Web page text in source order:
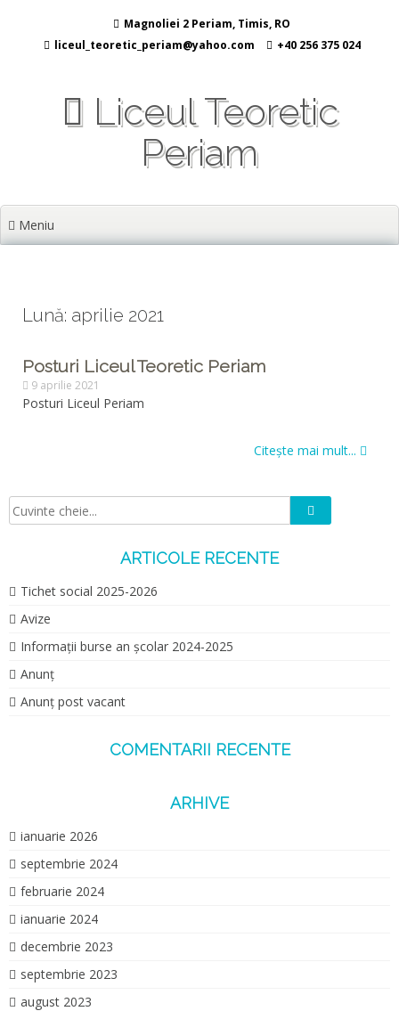
conținut
Magnoliei 2 Periam, Timis, RO
liceul_teoretic_periam@yahoo.com
+40 256 375 024
Liceul Teoretic
Periam
Meniu
Lună: aprilie 2021
Posturi Liceul Teoretic Periam
9 aprilie 2021
Posturi Liceul Periam
Citește mai mult...
ARTICOLE RECENTE
Tichet social 2025-2026
Avize
Informații burse an școlar 2024-2025
Anunț
Anunț post vacant
COMENTARII RECENTE
ARHIVE
ianuarie 2026
septembrie 2024
februarie 2024
ianuarie 2024
decembrie 2023
septembrie 2023
august 2023